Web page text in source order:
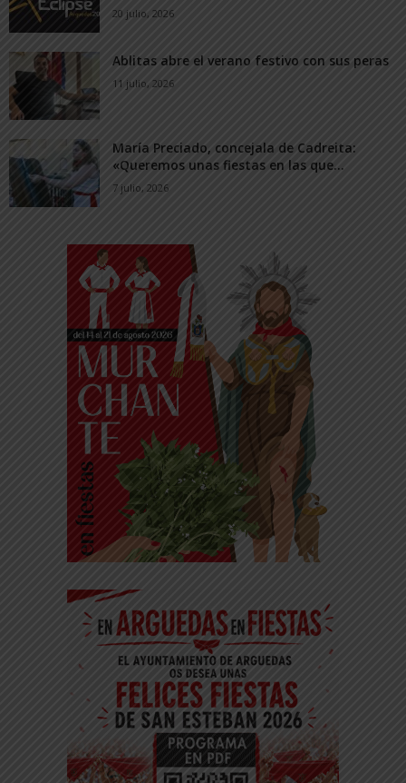
20 julio, 2026
Ablitas abre el verano festivo con sus peras
11 julio, 2026
María Preciado, concejala de Cadreita:
«Queremos unas fiestas en las que...
7 julio, 2026